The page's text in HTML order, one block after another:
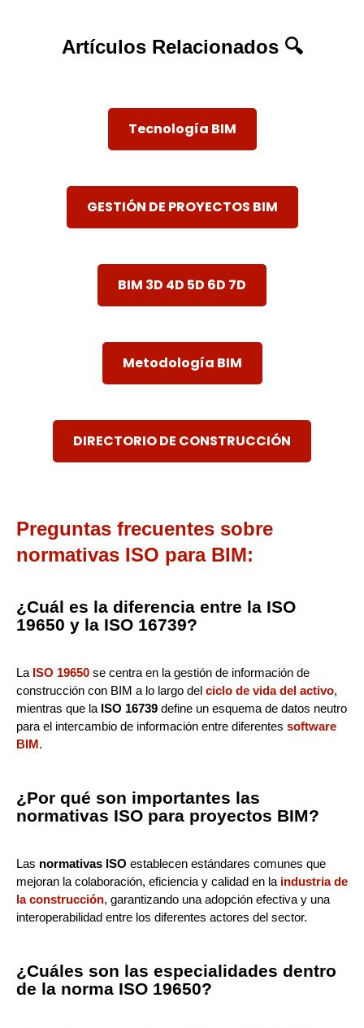
Artículos Relacionados 🔍
Tecnología BIM
GESTIÓN DE PROYECTOS BIM
BIM 3D 4D 5D 6D 7D
Metodología BIM
DIRECTORIO DE CONSTRUCCIÓN
Preguntas frecuentes sobre
normativas ISO para BIM:
¿Cuál es la diferencia entre la ISO
19650 y la ISO 16739?
La ISO 19650 se centra en la gestión de información de
construcción con BIM a lo largo del ciclo de vida del activo,
mientras que la ISO 16739 define un esquema de datos neutro
para el intercambio de información entre diferentes software
BIM.
¿Por qué son importantes las
normativas ISO para proyectos BIM?
Las normativas ISO establecen estándares comunes que
mejoran la colaboración, eficiencia y calidad en la industria de
la construcción, garantizando una adopción efectiva y una
interoperabilidad entre los diferentes actores del sector.
¿Cuáles son las especialidades dentro
de la norma ISO 19650?